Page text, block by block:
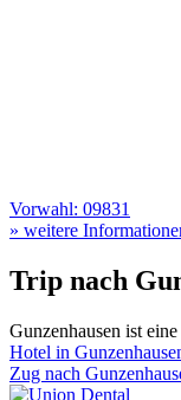
Vorwahl: 09831
» weitere
Trip nach
Gunzenhausen ist
Hotel in
Zug nach